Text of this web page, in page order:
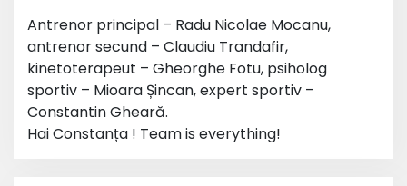
Antrenor principal – Radu Nicolae Mocanu,
antrenor secund – Claudiu Trandafir,
kinetoterapeut – Gheorghe Fotu, psiholog
sportiv – Mioara Șincan, expert sportiv –
Constantin Gheară.
Hai Constanța ! Team is everything!